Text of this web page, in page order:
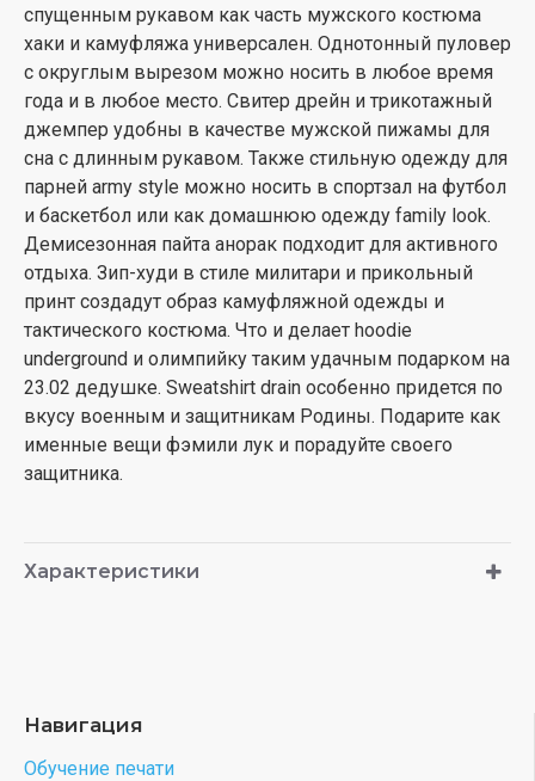
спущенным рукавом как часть мужского костюма
хаки и камуфляжа универсален. Однотонный пуловер
с округлым вырезом можно носить в любое время
года и в любое место. Свитер дрейн и трикотажный
джемпер удобны в качестве мужской пижамы для
сна с длинным рукавом. Также стильную одежду для
парней army style можно носить в спортзал на футбол
и баскетбол или как домашнюю одежду family look.
Демисезонная пайта анорак подходит для активного
отдыха. Зип-худи в стиле милитари и прикольный
принт создадут образ камуфляжной одежды и
тактического костюма. Что и делает hoodie
underground и олимпийку таким удачным подарком на
23.02 дедушке. Sweatshirt drain особенно придется по
вкусу военным и защитникам Родины. Подарите как
именные вещи фэмили лук и порадуйте своего
защитника.
Характеристики
Навигация
Обучение печати